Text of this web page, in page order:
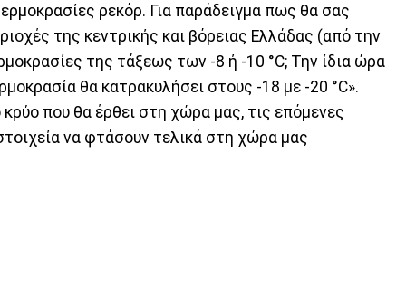
ρεκόρ. Για παράδειγμα πως θα σας
της κεντρικής και βόρειας Ελλάδας (από την
της τάξεως των -8 ή -10 °C; Την ίδια ώρα
θα κατρακυλήσει στους -18 με -20 °C».
κρύο που θα έρθει στη χώρα μας, τις επόμενες
να φτάσουν τελικά στη χώρα μας